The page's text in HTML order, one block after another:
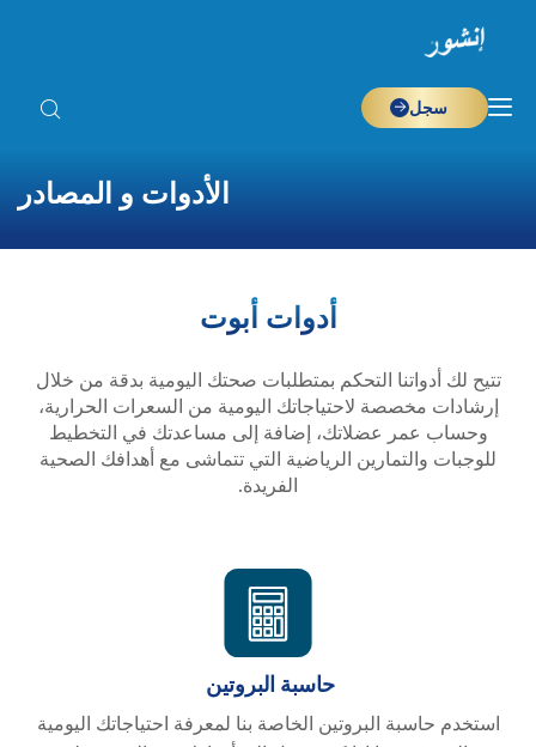
سجل
الأدوات و المصادر
أدوات أبوت
تتيح لك أدواتنا التحكم بمتطلبات صحتك اليومية بدقة من خلال
إرشادات مخصصة لاحتياجاتك اليومية من السعرات الحرارية،
وحساب عمر عضلاتك، إضافة إلى مساعدتك في التخطيط
للوجبات والتمارين الرياضية التي تتماشى مع أهدافك الصحية
الفريدة.
حاسبة البروتين
استخدم حاسبة البروتين الخاصة بنا لمعرفة احتياجاتك اليومية